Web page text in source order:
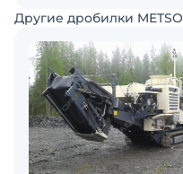
Другие дробилки METSO